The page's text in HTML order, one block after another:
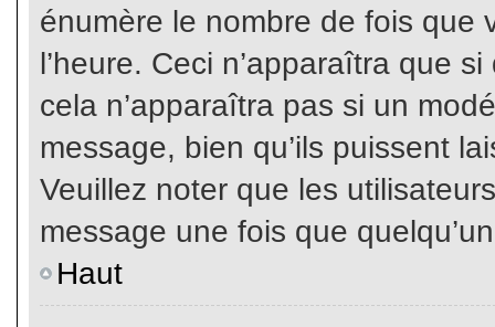
énumère le nombre de fois que
l’heure. Ceci n’apparaîtra que
cela n’apparaîtra pas si un
message, bien qu’ils puissent
Veuillez noter que les
message une fois que
Haut